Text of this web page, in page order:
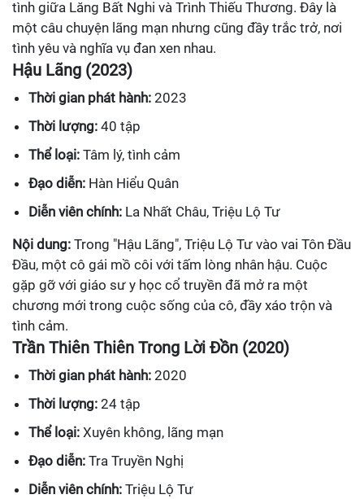
tình giữa Lăng Bất Nghi và Trình Thiếu Thương. Đây là
một câu chuyện lãng mạn nhưng cũng đầy trắc trở, nơi
tình yêu và nghĩa vụ đan xen nhau.
Hậu Lãng (2023)
Thời gian phát hành: 2023
Thời lượng: 40 tập
Thể loại: Tâm lý, tình cảm
Đạo diễn: Hàn Hiểu Quân
Diễn viên chính: La Nhất Châu, Triệu Lộ Tư
Nội dung: Trong "Hậu Lãng", Triệu Lộ Tư vào vai Tôn Đầu
Đầu, một cô gái mồ côi với tấm lòng nhân hậu. Cuộc
gặp gỡ với giáo sư y học cổ truyền đã mở ra một
chương mới trong cuộc sống của cô, đầy xáo trộn và
tình cảm.
Trần Thiên Thiên Trong Lời Đồn (2020)
Thời gian phát hành: 2020
Thời lượng: 24 tập
Thể loại: Xuyên không, lãng mạn
Đạo diễn: Tra Truyền Nghị
Diễn viên chính: Triệu Lộ Tư